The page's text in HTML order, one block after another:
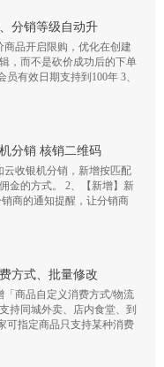
分销等级自动升
商品开启限购，优化在创建
，而不是砍价成功后的下单
有效日期支持到100年 3、
分销 核销二维码
云收银机分销，新增按匹配
金的方式。 2、【新增】新
商的通知提醒，让分销商
方式、批量修改
「商品自定义消费方式/物流
持同城外卖、店内食堂、到
可指定商品只支持某种消费